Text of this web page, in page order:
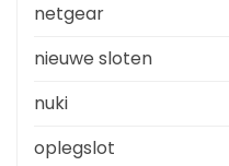
netgear
nieuwe sloten
nuki
oplegslot